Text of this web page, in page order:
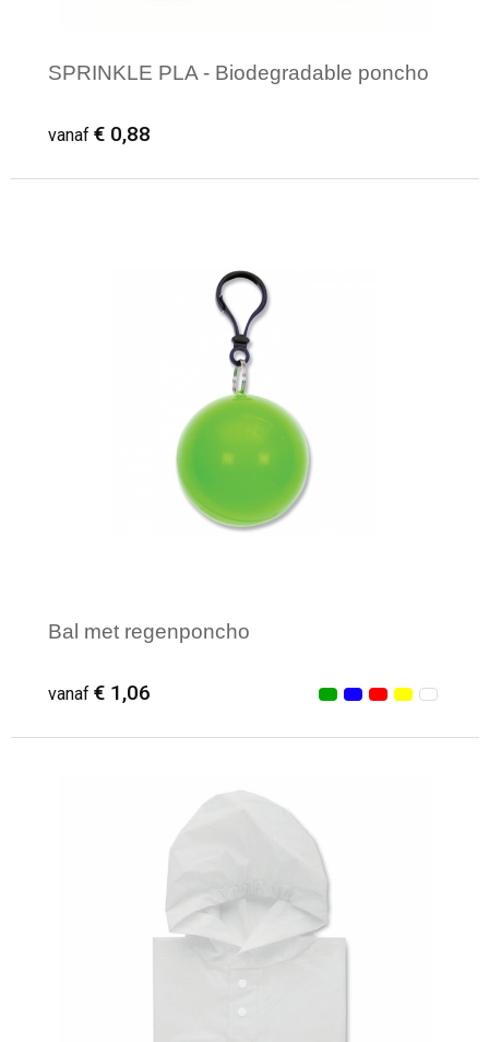
SPRINKLE PLA - Biodegradable poncho
vanaf € 0,88
Bal met regenponcho
vanaf € 1,06
Minimale afname: 17